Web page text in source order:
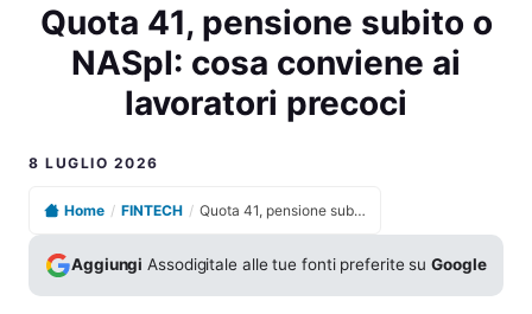
Quota 41, pensione subito o
NASpI: cosa conviene ai
lavoratori precoci
8 LUGLIO 2026
Home / FINTECH / Quota 41, pensione subito o NASpI: cosa conviene ai lavoratori precoci
Aggiungi Assodigitale alle tue fonti preferite suGoogle